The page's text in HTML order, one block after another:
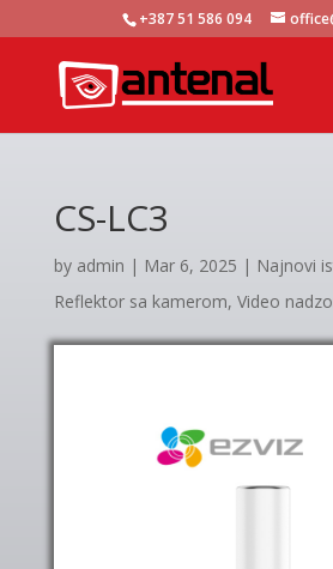
+387 51 586 094
CS-LC3
by admin | Mar 6, 2025 | Najnovi
Reflektor sa kamerom, Video